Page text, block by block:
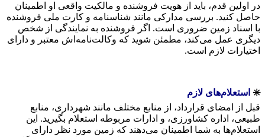
در اولین قدم، باید از هویت فروشنده و مالکیت واقعی او اطمینان
حاصل کنید. بررسی مدارکی مانند شناسنامه و کارت ملی فروشنده
با اسناد زمین ضروری است. اگر فروشنده به نمایندگی از شخص
دیگری عمل می‌کند، مطمئن شوید که وکالت‌نامه‌اش معتبر و دارای
اختیارات لازم است.
✳️ استعلام‌های لازم
قبل از امضای قرارداد، از منابع مختلف مانند شهرداری، منابع
طبیعی، اداره کشاورزی، و ادارات مربوطه استعلام بگیرید. این
استعلام‌ها به شما اطمینان می‌دهند که زمین مورد نظر دارای